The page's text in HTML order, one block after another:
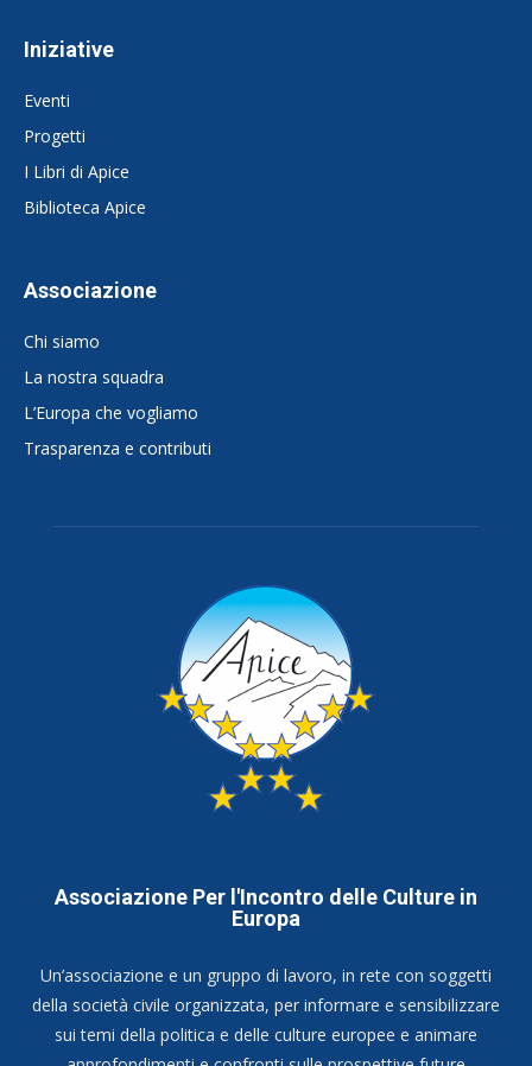
Iniziative
Eventi
Progetti
I Libri di Apice
Biblioteca Apice
Associazione
Chi siamo
La nostra squadra
L’Europa che vogliamo
Trasparenza e contributi
Associazione Per l'Incontro delle Culture in
Europa
Un’associazione e un gruppo di lavoro, in rete con soggetti
della società civile organizzata, per informare e sensibilizzare
sui temi della politica e delle culture europee e animare